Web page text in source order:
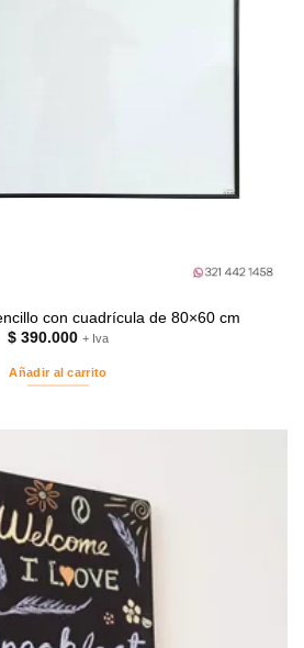
con cuadrícula de 80×60 cm
$ 390.000 + Iva
Añadir al carrito